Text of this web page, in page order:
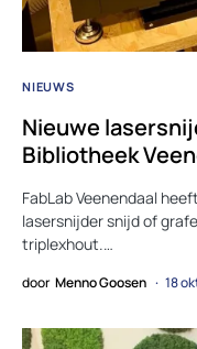
NIEUWS
Nieuwe
Bibliotheek
FabLab Veenendaal
lasersnijder snijd of
triplexhout.…
door Menno Goosen 18